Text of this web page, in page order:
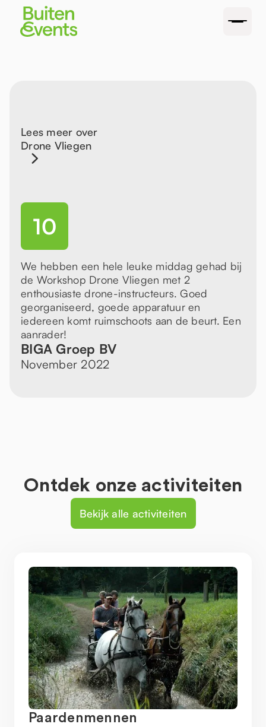
Lees meer over
Drone Vliegen
10
We hebben een hele leuke middag gehad bij
de Workshop Drone Vliegen met 2
enthousiaste drone-instructeurs. Goed
georganiseerd, goede apparatuur en
iedereen komt ruimschoots aan de beurt. Een
aanrader!
BIGA Groep BV
November 2022
Ontdek onze activiteiten
Bekijk alle activiteiten
Paardenmennen